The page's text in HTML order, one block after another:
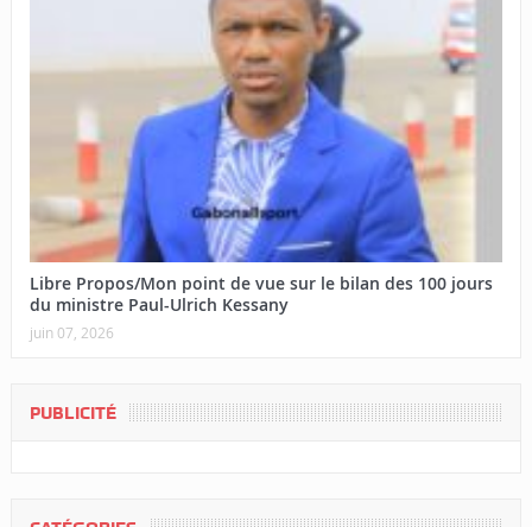
Libre Propos/Mon point de vue sur le bilan des 100 jours
du ministre Paul-Ulrich Kessany
juin 07, 2026
PUBLICITÉ